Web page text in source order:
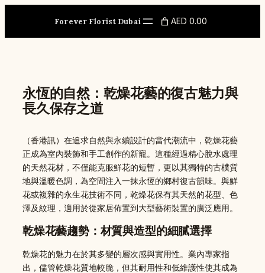
Forever Florist Dubai AED 0.00
永恆的自然：乾燥花藝的復古魅力與
長久保存之道
（香港訊）在追求自然與永續設計的當代潮流中，乾燥花藝
正成為室內裝飾和手工創作的新寵。這種經過精心脫水處理
的天然花材，不僅能克服鮮花的短暫，更以其獨特的古樸質
地與溫暖色調，為空間注入一抹永恆的鄉村復古韻味。與鮮
花或複雜的永生花技術不同，乾燥花保有其天然的花型、色
澤及紋理，適用於從家居佈置到大型藝術裝置的廣泛應用。
乾燥花藝趨勢：材質與造型的細膩選擇
乾燥花的魅力在於其多變的層次感與實用性。業內專家指
出，儘管乾燥花質地較脆，但其耐用性和低維護性使其成為